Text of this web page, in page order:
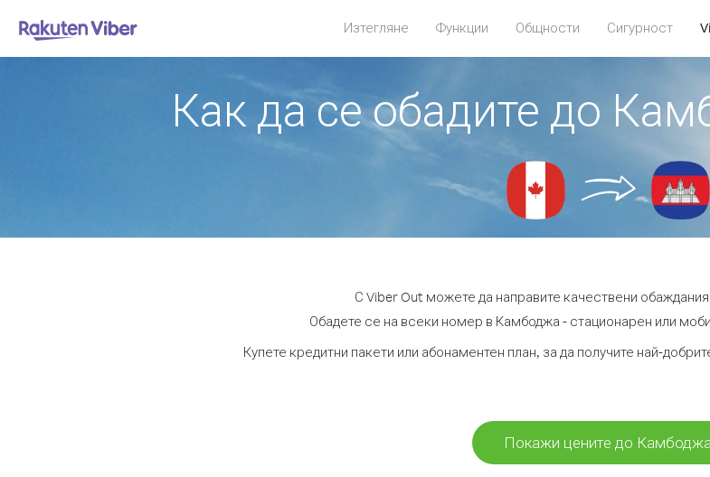
Изтегляне Функции Общности Сигурност
Как да се обадите до
С Viber Out можете да направите качествени
Обадете се на всеки номер в Камбоджа - стационарен или
Купете кредитни пакети или абонаментен план, за да получите най-
Покажи цените до Камбоджа